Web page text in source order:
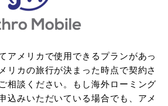
アメリカで使用できるプランがあっ
リカの旅行が決まった時点で契約さ
相談ください。もし海外ローミング
込みいただいている場合でも、アメ